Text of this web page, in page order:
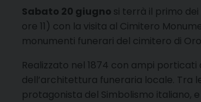
Sabato 20 giugno si terrà il primo
ore 11) con la visita al Cimitero
monumenti funerari del cimitero di
Realizzato nel 1874 con ampi
dell’architettura funeraria locale. Tra
protagonista del Simbolismo italiano,